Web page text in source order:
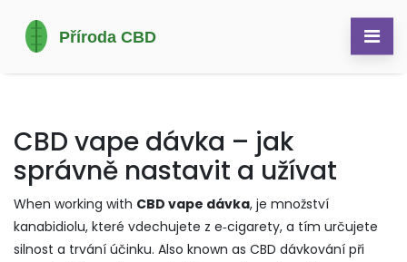
CBD vape dávka – jak
správně nastavit a užívat
When working with CBD vape dávka, je množství
kanabidiolu, které vdechujete z e‑cigarety, a tím určujete
silnost a trvání účinku. Also known as CBD dávkování při